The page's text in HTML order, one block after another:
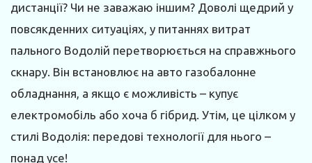
дистанції? Чи не заважаю іншим? Доволі щедрий у
повсякденних ситуаціях, у питаннях витрат
пального Водолій перетворюється на справжнього
скнару. Він встановлює на авто газобалонне
обладнання, а якщо є можливість – купує
електромобіль або хоча б гібрид. Утім, це цілком у
стилі Водолія: передові технології для нього –
понад усе!